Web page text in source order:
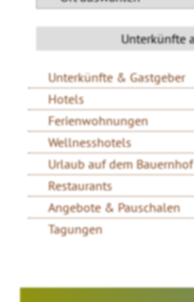
Unterkünfte & Gastgeber
Hotels
Ferienwohnungen
Wellnesshotels
Urlaub auf dem Bauernhof
Restaurants
Angebote & Pauschalen
Tagungen